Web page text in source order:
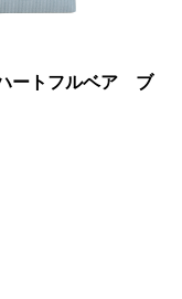
ートフルベア ブ